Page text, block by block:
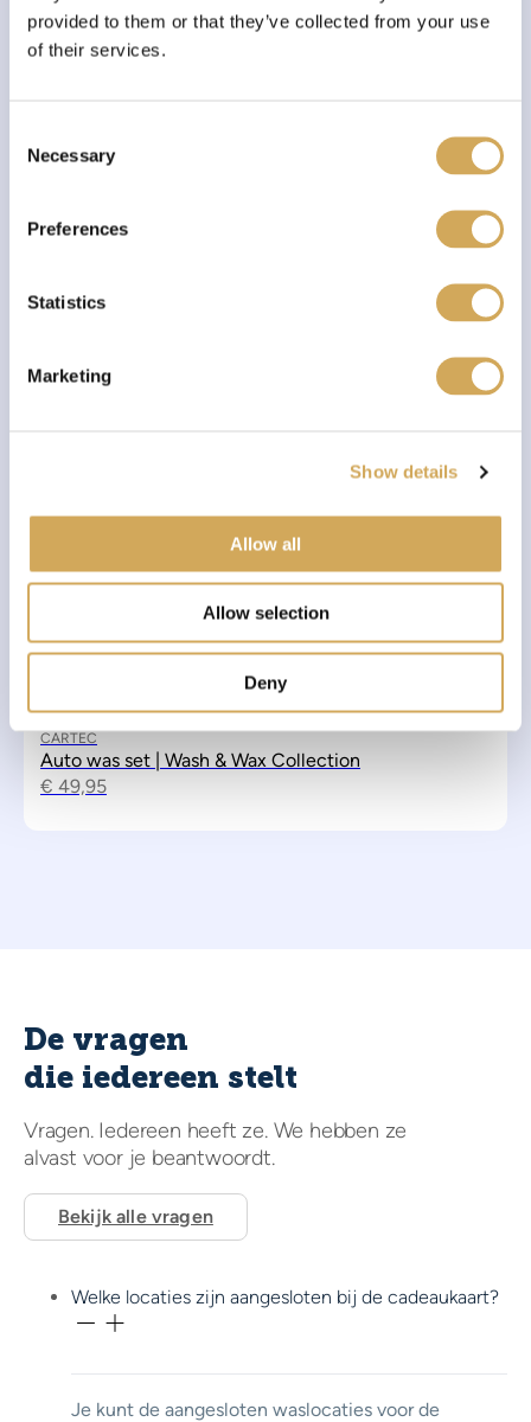
provided to them or that they’ve collected from your use
of their services.
Necessary
Preferences
Statistics
Marketing
Show details
Allow all
Allow selection
Deny
€45,00
CARTEC
Auto was set | Wash & Wax Collection
€ 49,95
De vragen
die iedereen stelt
Vragen. Iedereen heeft ze. We hebben ze
alvast voor je beantwoordt.
Bekijk alle vragen
Welke locaties zijn aangesloten bij de cadeaukaart?
Je kunt de aangesloten waslocaties voor de